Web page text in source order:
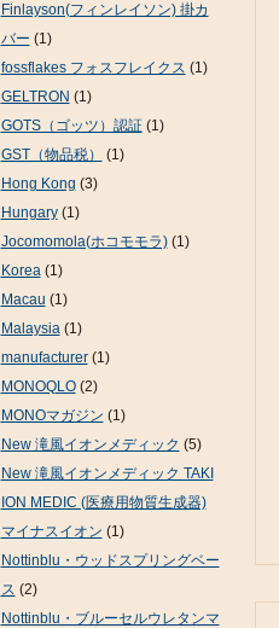
Finlayson(フィンレイソン) 掛カ
バー (1)
fossflakes フォスフレイクス (1)
GELTRON (1)
GOTS（ゴッツ）認証(1)
GST（物品税）
(1)
Hong Kong (3)
Hungary(1)
Jocomomola(ホコモモラ)(1)
Korea(1)
Macau (1)
Malaysia(1)
manufacturer(1)
MONOQLO(2)
MONOマガジン (1)
New 滝風イオンメディック (5)
New 滝風イオンメディック TAKI
ION MEDIC (医療用物質生成器)
マイナスイオン (1)
Nottinblu・ウッドスプリングベー
ス (2)
Nottinblu・ブルーセルウレタンマ